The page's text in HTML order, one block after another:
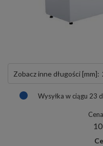
Zobacz inne długości [mm]:
Wysyłka w ciągu 23